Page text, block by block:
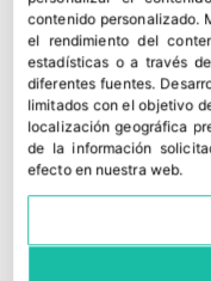
VIP celebra el
futuro del cultivo de
19 junio, 2026
contenido personalizado.
el rendimiento del
estadísticas o a través
diferentes fuentes.
limitados con el objetivo
localización geográfica
de la información
efecto en nuestra web.